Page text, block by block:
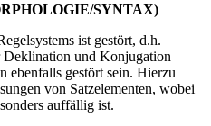
SYNTAX)
ist gestört, d.h.
und Konjugation
ebenfalls gestört sein. Hierzu
von Satzelementen, wobei
auffällig ist.